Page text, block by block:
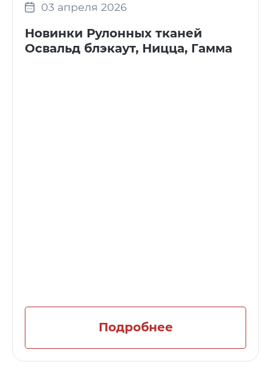
03 апреля 2026
Новинки Рулонных тканей
Освальд блэкаут, Ницца, Гамма
Подробнее